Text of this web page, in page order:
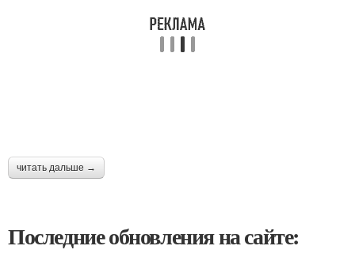
читать дальше →
Последние обновления на сайте: